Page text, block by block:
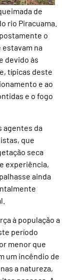
de
rio Piracuama.
o
na
devido às
típicas deste
e ao
e o fogo
agentes da
que
seca
experiência,
ainda
à população a
período
menor que
um incêndio de
a natureza,